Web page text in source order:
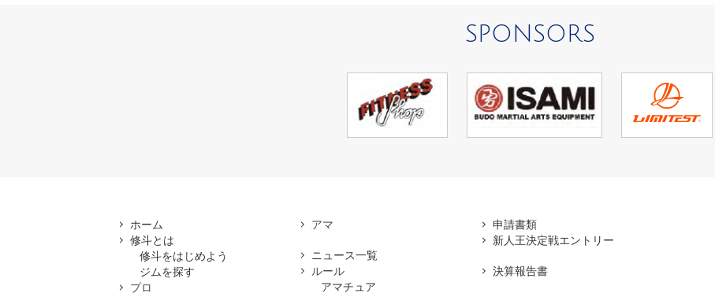
SPONSORS
ホーム
修斗とは
修斗をはじめよう
ジムを探す
プロ
アマ
ニュース一覧
ルール
アマチュア
申請書類
新人王決定戦エントリー
決算報告書